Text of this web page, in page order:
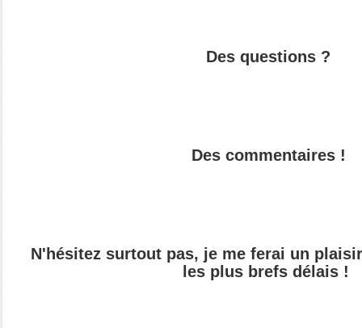
Des questions ?
Des commentaires !
N'hésitez surtout pas, je me ferai un
les plus brefs délais !